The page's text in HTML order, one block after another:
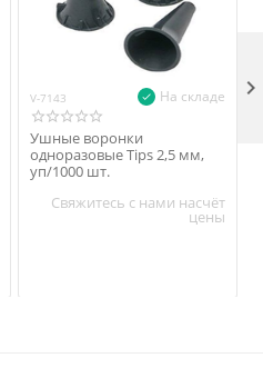
V-7143 На складе
Ушные воронки
одноразовые Tips 2,5 мм,
уп/1000 шт.
Свяжитесь с нами насчёт
цены
